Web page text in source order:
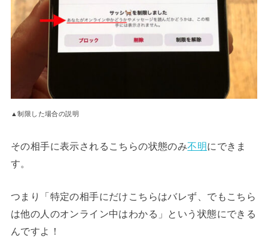
▲制限した場合の説明
その相手に表示されるこちらの状態のみ不明にできま
す。
つまり「特定の相手にだけこちらはバレず、でもこちら
は他の人のオンライン中はわかる」という状態にできる
んですよ！